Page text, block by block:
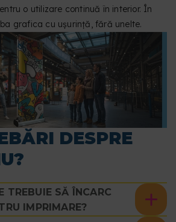
o utilizare continuă în interior. În
grafica cu ușurință, fără unelte.
DESPRE
TREBUIE SĂ ÎNCARC
IMPRIMARE?